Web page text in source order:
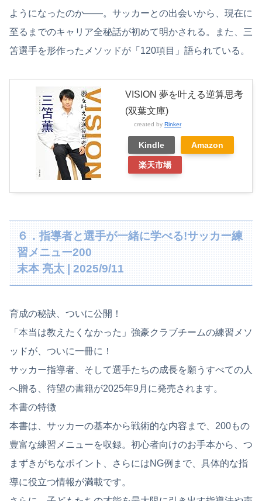
ようになったのか――。サッカーとの出会いから、現在に
至るまでのキャリア全秘話が初めて明かされる。また、三
笘選手を形作ったメソッドが「120項目」語られている。
VISION 夢を叶える逆算思考
(双葉文庫)
created by Rinker
Kindle Amazon
楽天市場
６．指導者と選手が一緒に学べる!サッカー練
習メニュー200
末本 亮太 | 2025/9/11
育成の秘訣、ついに公開！
「本当は教えたくなかった」強豪クラブチームの練習メソ
ッドが、ついに一冊に！
サッカー指導者、そして選手たちの成長を願うすべての人
へ贈る、待望の書籍が2025年9月に発売されます。
本書の特徴
本書は、サッカーの基本から戦術的な内容まで、200もの
豊富な練習メニューを収録。初心者向けのお手本から、つ
まずきがちなポイント、さらにはNG例まで、具体的な指
導に役立つ情報が満載です。